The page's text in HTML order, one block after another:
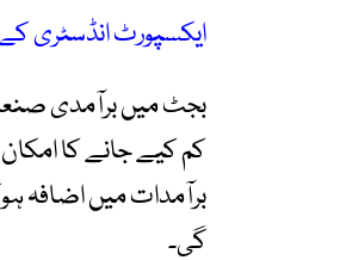
ایکسپورٹ انڈسٹری
بجٹ میں برآمدی
کم کیے جانے کا
برآمدات میں اضافہ
گی۔